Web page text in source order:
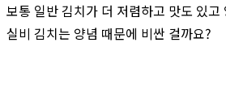
보통 일반 김치가 더 저렴하고 맛도 있고
실비 김치는 양념 때문에 비싼 걸까요?